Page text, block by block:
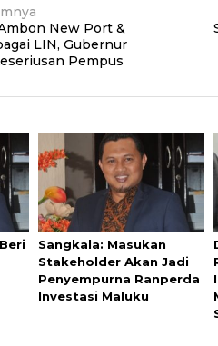
New Port &
LIN, Gubernur
Pempus
Sangkala: Masukan
Stakeholder Akan Jadi
Penyempurna Ranperda
Investasi Maluku